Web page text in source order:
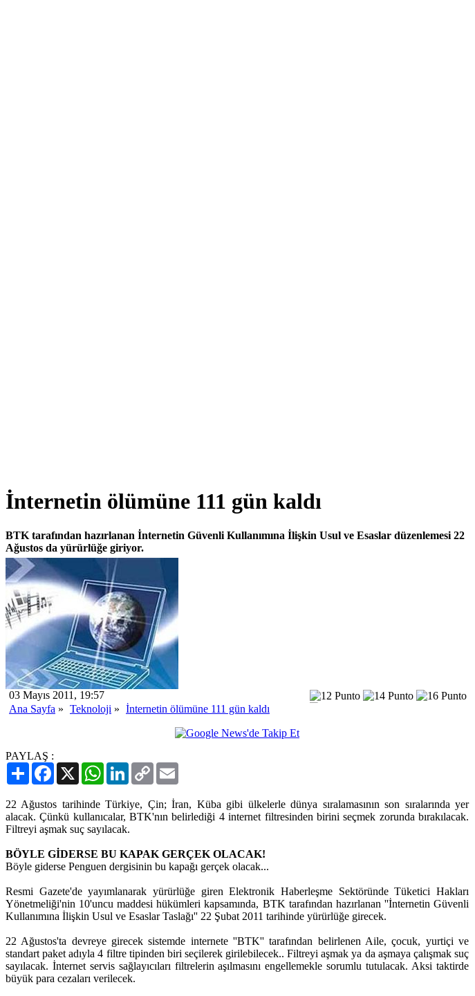
İnternetin ölümüne 111 gün kaldı
BTK tarafından hazırlanan İnternetin Güvenli Kullanımına İlişkin Usul ve Esaslar düzenlemesi 22
Ağustos da yürürlüğe giriyor.
03 Mayıs 2011, 19:57
Ana Sayfa » Teknoloji » İnternetin ölümüne 111 gün kaldı
PAYLAŞ :
PaylaşFacebook
X WhatsAppLinkedIn
Copy
Link
22 Ağustos tarihinde Türkiye, Çin; İran, Küba gibi ülkelerle dünya sıralamasının son sıralarında yer
alacak. Çünkü kullanıcalar, BTK'nın belirlediği 4 internet filtresinden birini seçmek zorunda bırakılacak.
Filtreyi aşmak suç sayılacak.
BÖYLE GİDERSE BU KAPAK GERÇEK OLACAK!
Böyle giderse Penguen dergisinin bu kapağı gerçek olacak...
Resmi Gazete'de yayımlanarak yürürlüğe giren Elektronik Haberleşme Sektöründe Tüketici Hakları
Yönetmeliği'nin 10'uncu maddesi hükümleri kapsamında, BTK tarafından hazırlanan ''İnternetin Güvenli
Kullanımına İlişkin Usul ve Esaslar Taslağı'' 22 Şubat 2011 tarihinde yürürlüğe girecek.
22 Ağustos'ta devreye girecek sistemde internete ''BTK'' tarafından belirlenen Aile, çocuk, yurtiçi ve
standart paket adıyla 4 filtre tipinden biri seçilerek girilebilecek.. Filtreyi aşmak ya da aşmaya çalışmak suç
sayılacak. İnternet servis sağlayıcıları filtrelerin aşılmasını engellemekle sorumlu tutulacak. Aksi taktirde
büyük para cezaları verilecek.